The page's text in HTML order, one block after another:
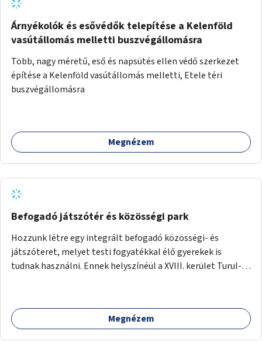
Árnyékolók és esővédők telepítése a Kelenföld
vasútállomás melletti buszvégállomásra
Több, nagy méretű, eső és napsütés ellen védő szerkezet
építése a Kelenföld vasútállomás melletti, Etele téri
buszvégállomásra
Megnézem
Befogadó játszótér és közösségi park
Hozzunk létre egy integrált befogadó közösségi- és
játszóteret, melyet testi fogyatékkal élő gyerekek is
tudnak használni. Ennek helyszínéül a XVIII. kerület Turul-
játszótér kialakítására.
Megnézem